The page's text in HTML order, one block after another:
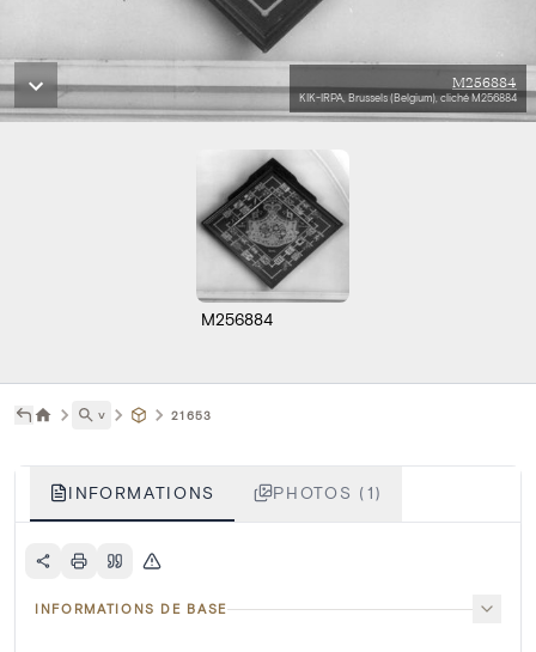
M256884
KIK-IRPA, Brussels (Belgium), cliché M256884
M256884
˅ 21653
INFORMATIONS PHOTOS (1)
INFORMATIONS DE BASE